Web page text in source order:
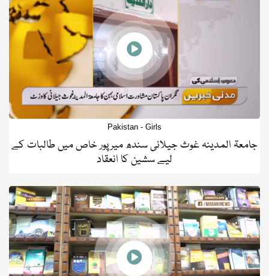
Pakistan - Girls
جامعۃ المدینہ غوث جیلانی سندھ میرپور خاص میں طالبات کے
لیے سشین کا انعقاد